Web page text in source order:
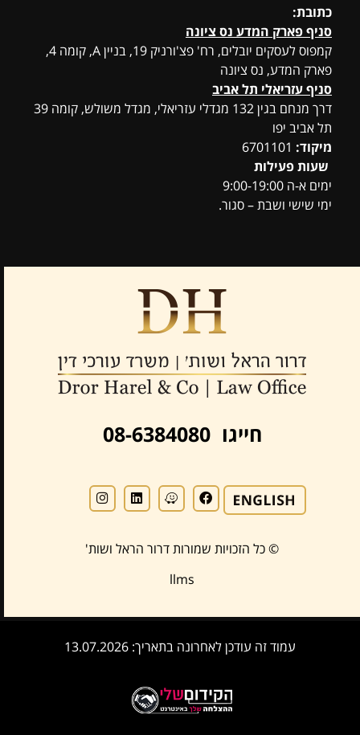
כתובת:
סניף פארק המדע נס ציונה
קמפוס לעסקים יובלים, רח' פצ'ורניק 19, בניין A, קומה 4,
פארק המדע, נס ציונה
סניף עזריאלי תל אביב
דרך מנחם בגין 132 מגדלי עזריאלי, מגדל משולש, קומה 39
תל אביב יפו
מיקוד:
שעות פעילות
ימים א-ה 9:00-19:00
ימי שישי ושבת – סגור.
חייגו 08-6384080
© כל הזכויות שמורות דרור הראל ושות'
llms
עמוד זה עודכן לאחרונה בתאריך: 13.07.2026